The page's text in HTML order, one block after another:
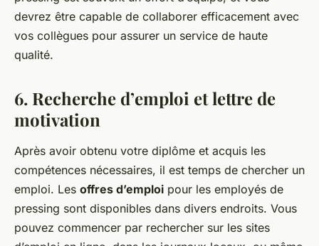
devrez être capable de collaborer efficacement avec
vos collègues pour assurer un service de haute
qualité.
6. Recherche d’emploi et lettre de
motivation
Après avoir obtenu votre diplôme et acquis les
compétences nécessaires, il est temps de chercher un
emploi. Les offres d’emploi pour les employés de
pressing sont disponibles dans divers endroits. Vous
pouvez commencer par rechercher sur les sites